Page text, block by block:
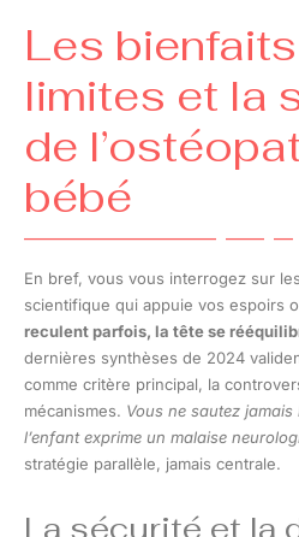
Les
limites et la
de
bébé
En bref, vous vous interrogez sur
scientifique qui appuie vos espoirs
reculent parfois, la tête se
dernières synthèses de 2024
comme critère principal, la
mécanismes. Vous ne sautez
l’enfant exprime un malaise
stratégie parallèle, jamais centrale.
La sécurité et la